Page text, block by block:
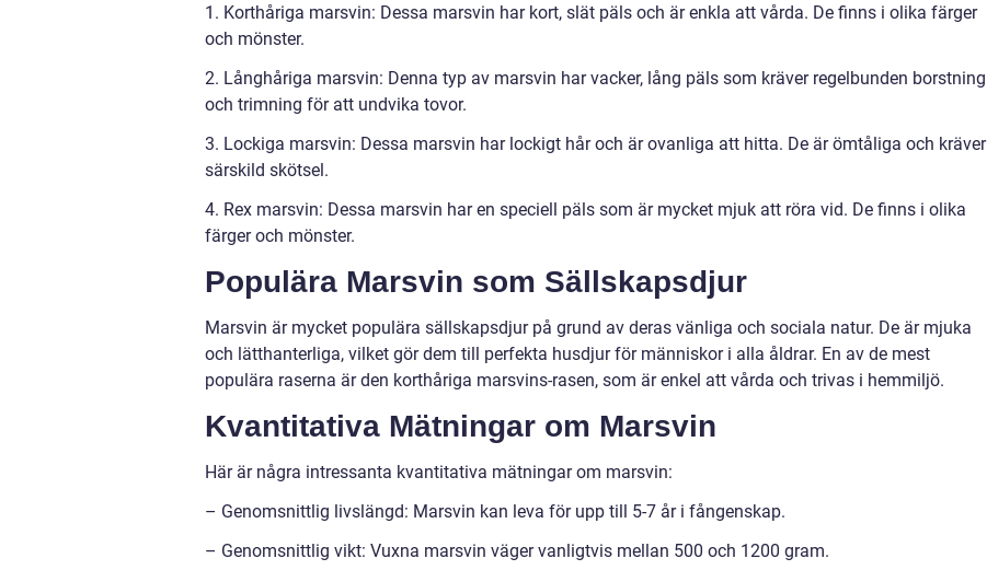
1. Korthåriga marsvin: Dessa marsvin har kort, slät päls och är enkla att vårda. De finns i olika färger
och mönster.
2. Långhåriga marsvin: Denna typ av marsvin har vacker, lång päls som kräver regelbunden borstning
och trimning för att undvika tovor.
3. Lockiga marsvin: Dessa marsvin har lockigt hår och är ovanliga att hitta. De är ömtåliga och kräver
särskild skötsel.
4. Rex marsvin: Dessa marsvin har en speciell päls som är mycket mjuk att röra vid. De finns i olika
färger och mönster.
Populära Marsvin som Sällskapsdjur
Marsvin är mycket populära sällskapsdjur på grund av deras vänliga och sociala natur. De är mjuka
och lätthanterliga, vilket gör dem till perfekta husdjur för människor i alla åldrar. En av de mest
populära raserna är den korthåriga marsvins-rasen, som är enkel att vårda och trivas i hemmiljö.
Kvantitativa Mätningar om Marsvin
Här är några intressanta kvantitativa mätningar om marsvin:
– Genomsnittlig livslängd: Marsvin kan leva för upp till 5-7 år i fångenskap.
– Genomsnittlig vikt: Vuxna marsvin väger vanligtvis mellan 500 och 1200 gram.